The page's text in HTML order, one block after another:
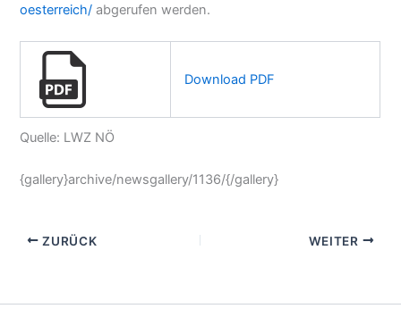
oesterreich/ abgerufen werden.
Download PDF
Quelle: LWZ NÖ
{gallery}archive/newsgallery/1136/{/gallery}
ZURÜCK WEITER